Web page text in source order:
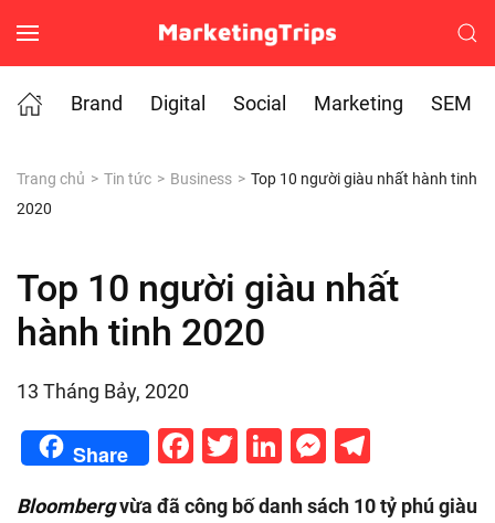
Skip to main content
Brand
Digital Social Marketing SEM
Trang chủ Tin tức Business
Top 10 người giàu nhất hành tinh
2020
Top 10 người giàu nhất
hành tinh 2020
13 Tháng Bảy, 2020
Share Facebook
Twitter
LinkedIn
Bloombergvừa đã công bố danh sách 10 tỷ phú giàu